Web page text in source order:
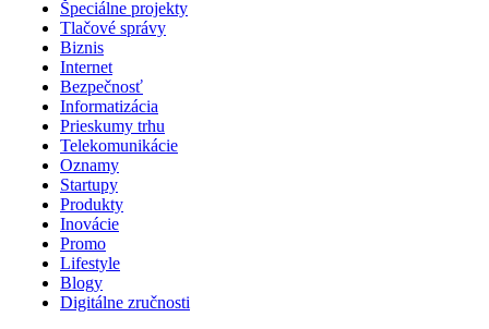
Špeciálne projekty
Tlačové správy
Biznis
Internet
Bezpečnosť
Informatizácia
Prieskumy trhu
Telekomunikácie
Oznamy
Startupy
Produkty
Inovácie
Promo
Lifestyle
Blogy
Digitálne zručnosti